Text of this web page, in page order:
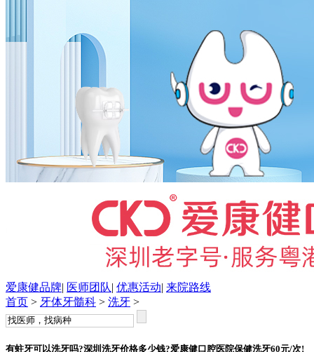
爱康健品牌| 医师团队| 优惠活动| 来院路线
首页 > 牙体牙髓科 > 洗牙 >
有蛀牙可以洗牙吗?深圳洗牙价格多少钱?爱康健口腔医院保健洗牙60元/次!